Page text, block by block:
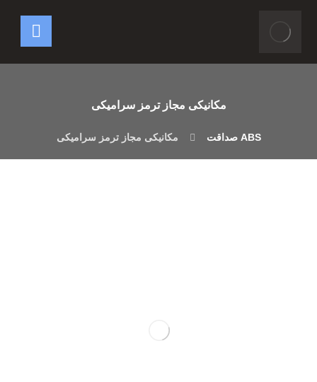
مکانیکی مجاز ترمز سرامیکی
مکانیکی مجاز ترمز سرامیکی